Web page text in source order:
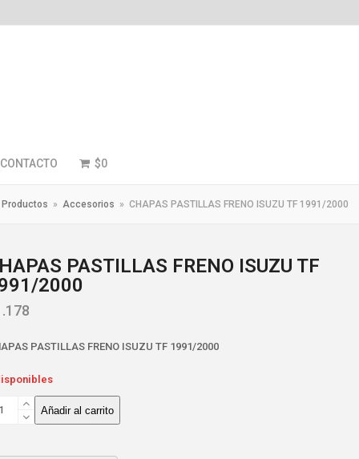
CONTACTO $0
Productos » Accesorios » CHAPAS PASTILLAS FRENO ISUZU TF 1991/2000
PASTILLAS FRENO ISUZU TF
2000
PASTILLAS FRENO ISUZU TF 1991/2000
Añadir al carrito